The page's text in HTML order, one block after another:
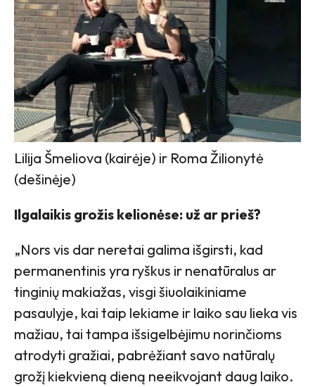
Lilija Šmeliova (kairėje) ir Roma Žilionytė
(dešinėje)
Ilgalaikis grožis kelionėse: už ar prieš?
„Nors vis dar neretai galima išgirsti, kad
permanentinis yra ryškus ir nenatūralus ar
tinginių makiažas, visgi šiuolaikiniame
pasaulyje, kai taip lekiame ir laiko sau lieka vis
mažiau, tai tampa išsigelbėjimu norinčioms
atrodyti gražiai, pabrėžiant savo natūralų
grožį kiekvieną dieną neeikvojant daug laiko.